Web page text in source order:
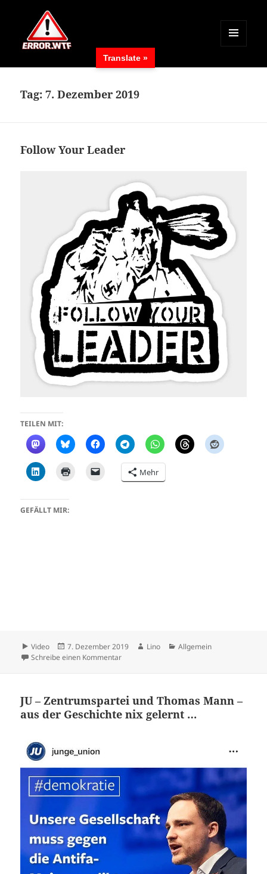
MENÜ
WIDGETS
Tag:7. Dezember 2019
Follow Your Leader
TEILEN MIT:
Mehr
GEFÄLLT MIR:
Format
Video
Veröffentlicht
am
7. Dezember 2019 Autor
Lino Kategorien
Allgemein
Schreibe einen Kommentarzu Follow Your Leader
JU – Zentrumspartei und Thomas Mann –
aus der Geschichte nix gelernt …
Translate »